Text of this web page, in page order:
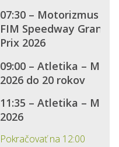
07:30 – Motorizmus –
FIM Speedway Grand
Prix 2026
09:00 – Atletika – MS
2026 do 20 rokov
11:35 – Atletika – ME
2026
Pokračovať na 12:00